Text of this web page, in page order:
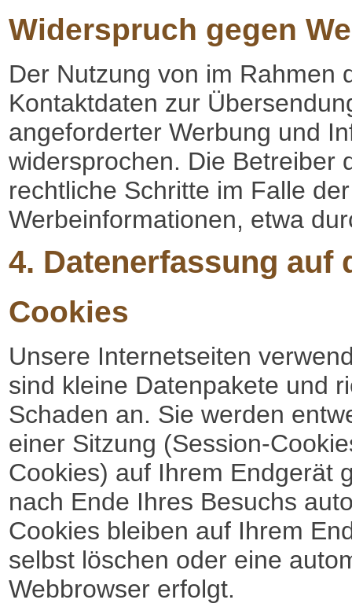
Widerspruch gegen
Der Nutzung von im Rahmen
Kontaktdaten zur
angeforderter Werbung und
widersprochen. Die Betreiber
rechtliche Schritte im Falle
Werbeinformationen, etwa
4. Datenerfassung auf
Cookies
Unsere Internetseiten
sind kleine Datenpakete und
Schaden an. Sie werden
einer Sitzung (Session-
Cookies) auf Ihrem Endgerät
nach Ende Ihres Besuchs
Cookies bleiben auf Ihrem
selbst löschen oder eine
Webbrowser erfolgt.